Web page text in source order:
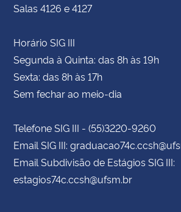
Salas 4126 e 4127
Horário SIG III
Segunda à Quinta: das 8h às 19h
Sexta: das 8h às 17h
Sem fechar ao meio-dia
Telefone SIG III - (55)3220-9260
Email SIG III:
Email Subdivisão de Estágios SIG III:
estagios74c.ccsh@ufsm.br